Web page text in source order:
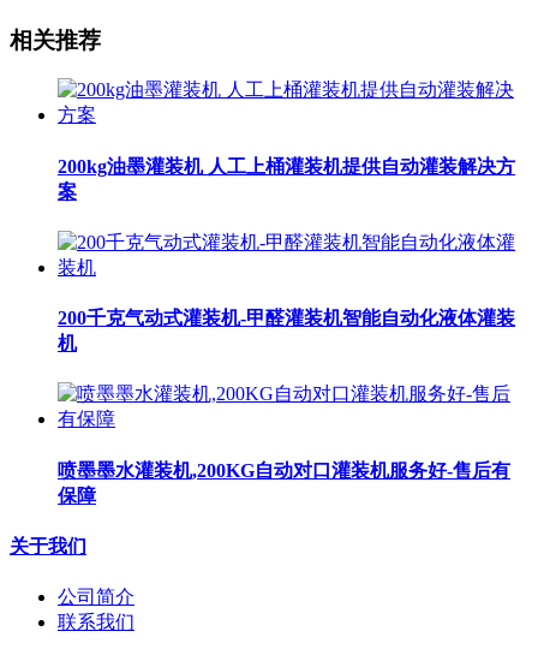
相关推荐
200kg油墨灌装机 人工上桶灌装机提供自动灌装解决方
案
200千克气动式灌装机-甲醛灌装机智能自动化液体灌装
机
喷墨墨水灌装机,200KG自动对口灌装机服务好-售后有
保障
关于我们
公司简介
联系我们